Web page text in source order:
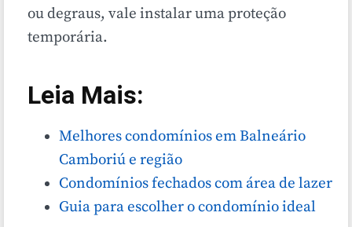
ou degraus, vale instalar uma proteção
temporária.
Leia Mais:
Melhores condomínios em Balneário
Camboriú e região
Condomínios fechados com área de lazer
Guia para escolher o condomínio ideal